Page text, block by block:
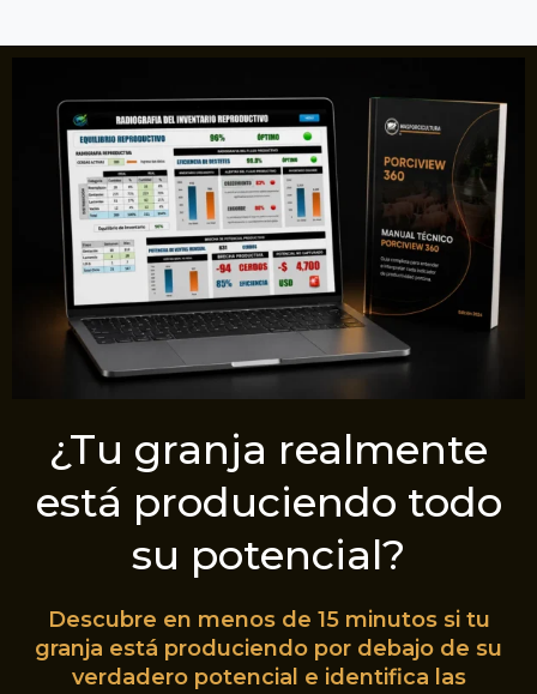
¿Tu granja realmente
está produciendo todo
su potencial?
Descubre en menos de 15 minutos si tu
granja está produciendo por debajo de su
verdadero potencial e identifica las